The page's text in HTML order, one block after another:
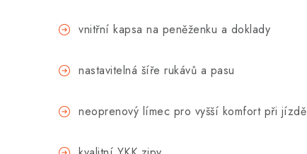
vnitřní kapsa na peněženku a doklady
nastavitelná šíře rukávů a pasu
neoprenový límec pro vyšší komfort při jízdě